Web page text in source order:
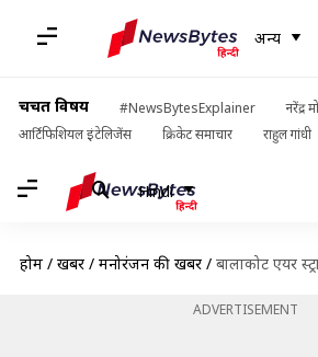
अन्य
चर्चित विषय #NewsBytesExplainer
नरेंद्र
आर्टिफिशियल इंटेलिजेंस
क्रिकेट समाचार राहुल गांधी
Hindi
होम / खबरें / मनोरंजन की खबरें / बालाकोट एयर स्ट्राइक पर यह
ADVERTISEMENT